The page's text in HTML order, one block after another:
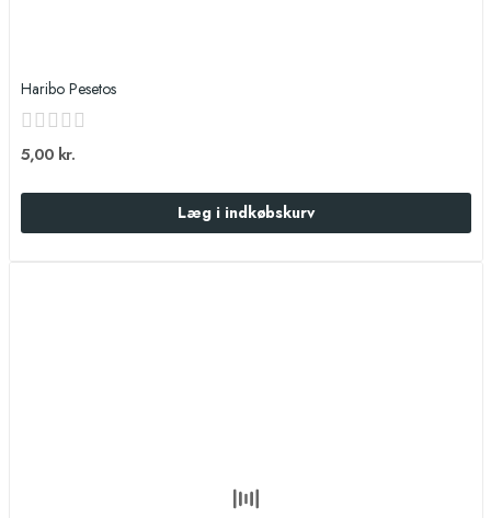
Haribo Pesetos
5,00 kr.
Læg i indkøbskurv